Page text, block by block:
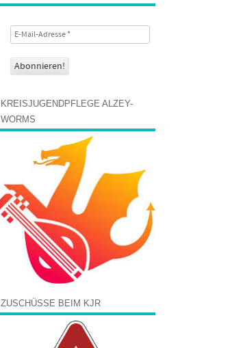
KREISJUGENDPFLEGE ALZEY-
WORMS
ZUSCHÜSSE BEIM KJR